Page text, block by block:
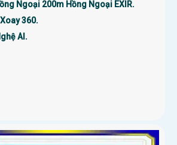
Ngoại 200m Hồng Ngoại EXIR.
Xoay 360.
AI.